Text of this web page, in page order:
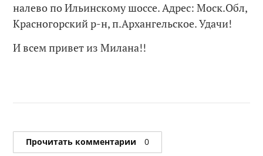
налево по Ильинскому шоссе. Адрес: Моск.Обл,
Красногорский р-н, п.Архангельское. Удачи!
И всем привет из Милана!!
Прочитать комментарии 0